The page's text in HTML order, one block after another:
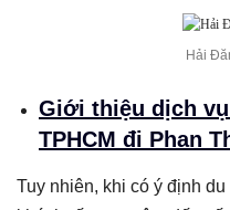
Hải
Giới thiệu dịch
TPHCM đi Phan
Tuy nhiên, khi có ý định